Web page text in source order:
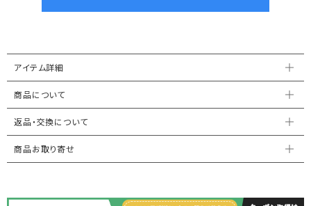
アイテム詳細
商品について
返品・交換について
商品お取り寄せ